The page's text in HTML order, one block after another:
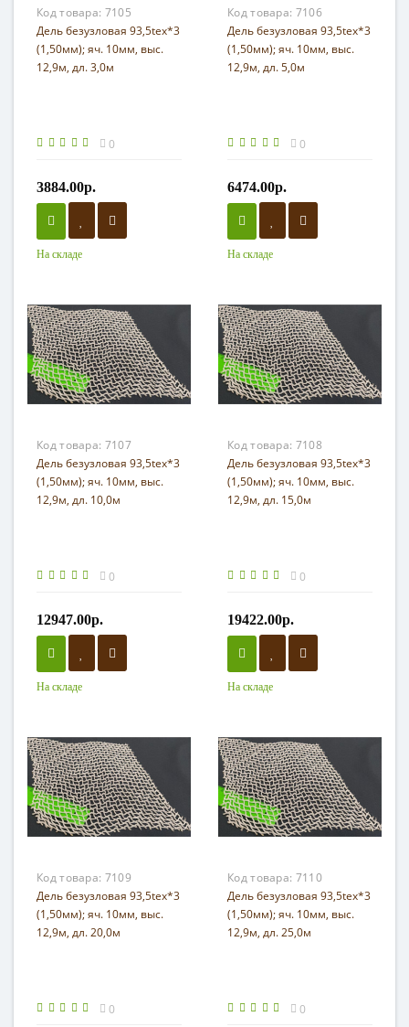
Код товара: 7105
Дель безузловая 93,5tex*3
(1,50мм); яч. 10мм, выс.
12,9м, дл. 3,0м
0
3884.00р.
На складе
Код товара: 7106
Дель безузловая 93,5tex*3
(1,50мм); яч. 10мм, выс.
12,9м, дл. 5,0м
0
6474.00р.
На складе
Код товара: 7107
Дель безузловая 93,5tex*3
(1,50мм); яч. 10мм, выс.
12,9м, дл. 10,0м
0
12947.00р.
На складе
Код товара: 7108
Дель безузловая 93,5tex*3
(1,50мм); яч. 10мм, выс.
12,9м, дл. 15,0м
0
19422.00р.
На складе
Код товара: 7109
Дель безузловая 93,5tex*3
(1,50мм); яч. 10мм, выс.
12,9м, дл. 20,0м
0
Код товара: 7110
Дель безузловая 93,5tex*3
(1,50мм); яч. 10мм, выс.
12,9м, дл. 25,0м
0